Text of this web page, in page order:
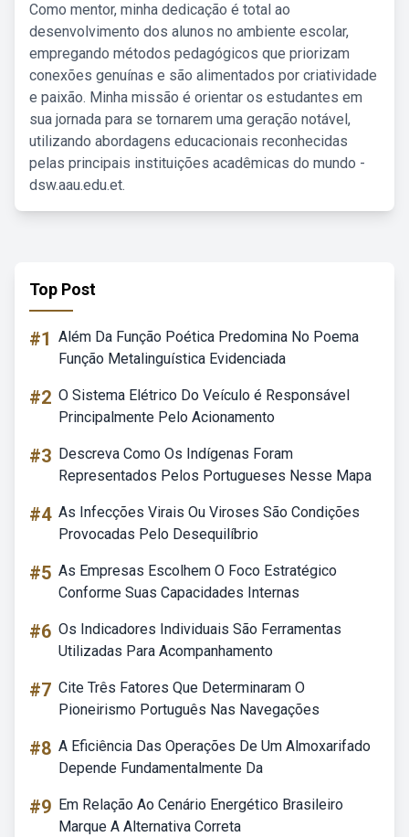
Como mentor, minha dedicação é total ao
desenvolvimento dos alunos no ambiente escolar,
empregando métodos pedagógicos que priorizam
conexões genuínas e são alimentados por criatividade
e paixão. Minha missão é orientar os estudantes em
sua jornada para se tornarem uma geração notável,
utilizando abordagens educacionais reconhecidas
pelas principais instituições acadêmicas do mundo -
dsw.aau.edu.et.
Top Post
#1 Além Da Função Poética Predomina No Poema
Função Metalinguística Evidenciada
#2 O Sistema Elétrico Do Veículo é Responsável
Principalmente Pelo Acionamento
#3 Descreva Como Os Indígenas Foram
Representados Pelos Portugueses Nesse Mapa
#4 As Infecções Virais Ou Viroses São Condições
Provocadas Pelo Desequilíbrio
#5 As Empresas Escolhem O Foco Estratégico
Conforme Suas Capacidades Internas
#6 Os Indicadores Individuais São Ferramentas
Utilizadas Para Acompanhamento
#7 Cite Três Fatores Que Determinaram O
Pioneirismo Português Nas Navegações
#8 A Eficiência Das Operações De Um Almoxarifado
Depende Fundamentalmente Da
#9 Em Relação Ao Cenário Energético Brasileiro
Marque A Alternativa Correta